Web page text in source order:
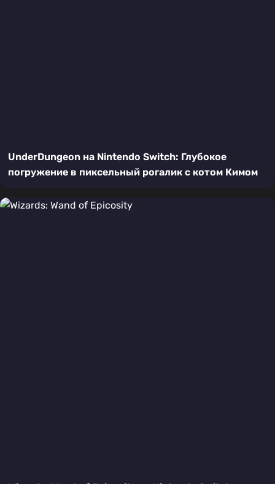
UnderDungeon на Nintendo Switch: Глубокое
погружение в пиксельный рогалик с котом Кимом